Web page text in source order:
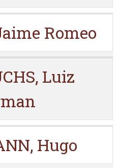
Romeo
Luiz
Hugo